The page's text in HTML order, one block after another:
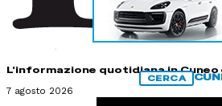
L'informazione quotidiana in Cuneo
7 agosto 2026
CERCA